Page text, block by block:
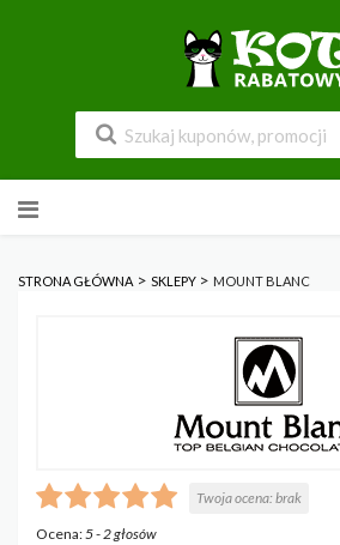
do
STRONA GŁÓWNA > SKLEPY > MOUNT BLANC
Twoja ocena:brak
Ocena:5-2głosów